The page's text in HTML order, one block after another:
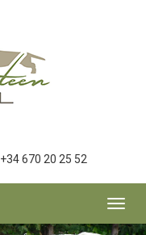
+34 670 20 25 52